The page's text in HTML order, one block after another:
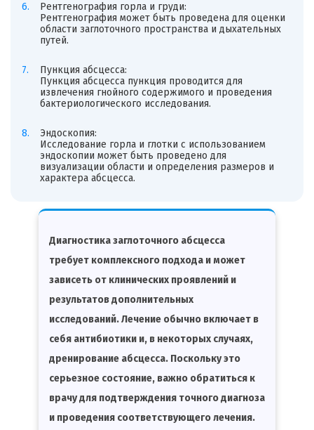
Рентгенография горла и груди:
Рентгенография может быть проведена для оценки
области заглоточного пространства и дыхательных
путей.
Пункция абсцесса:
Пункция абсцесса пункция проводится для
извлечения гнойного содержимого и проведения
бактериологического исследования.
Эндоскопия:
Исследование горла и глотки с использованием
эндоскопии может быть проведено для
визуализации области и определения размеров и
характера абсцесса.
Диагностика заглоточного абсцесса
требует комплексного подхода и может
зависеть от клинических проявлений и
результатов дополнительных
исследований. Лечение обычно включает в
себя антибиотики и, в некоторых случаях,
дренирование абсцесса. Поскольку это
серьезное состояние, важно обратиться к
врачу для подтверждения точного диагноза
и проведения соответствующего лечения.